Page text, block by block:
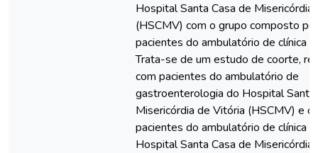
Hospital Santa Casa de Misericórdia
(HSCMV) com o grupo composto por
pacientes do ambulatório de clínica
Trata-se de um estudo de coorte,
com pacientes do ambulatório de
gastroenterologia do Hospital Santa
Misericórdia de Vitória (HSCMV) e
pacientes do ambulatório de clínica
Hospital Santa Casa de Misericórdia